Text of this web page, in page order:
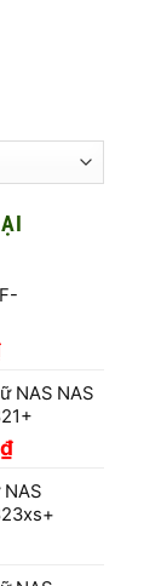
NAS NAS
₫